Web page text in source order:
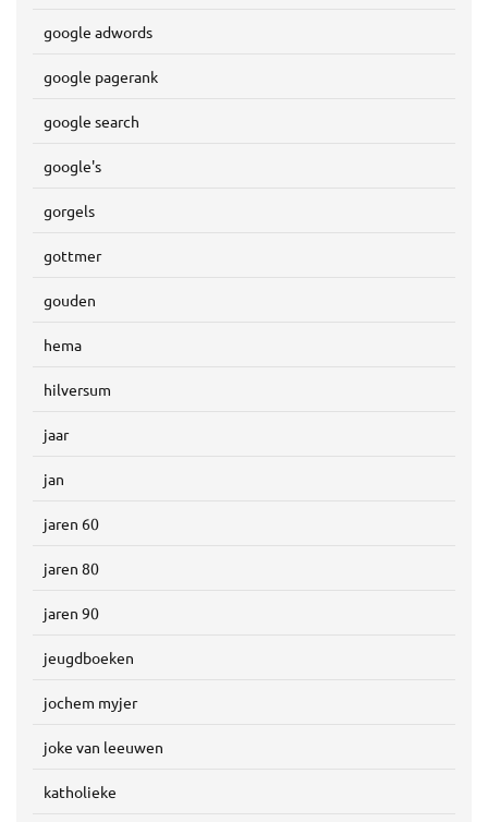
google adwords
google pagerank
google search
google's
gorgels
gottmer
gouden
hema
hilversum
jaar
jan
jaren 60
jaren 80
jaren 90
jeugdboeken
jochem myjer
joke van leeuwen
katholieke